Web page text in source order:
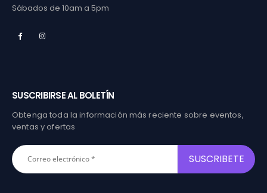
Sábados de 10am a 5pm
SUSCRIBIRSE AL BOLETÍN
Obtenga toda la información más reciente sobre eventos,
ventas y ofertas